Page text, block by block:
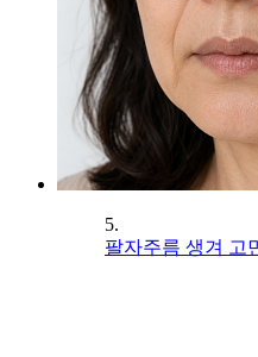
5.
팔자주름 생겨 고